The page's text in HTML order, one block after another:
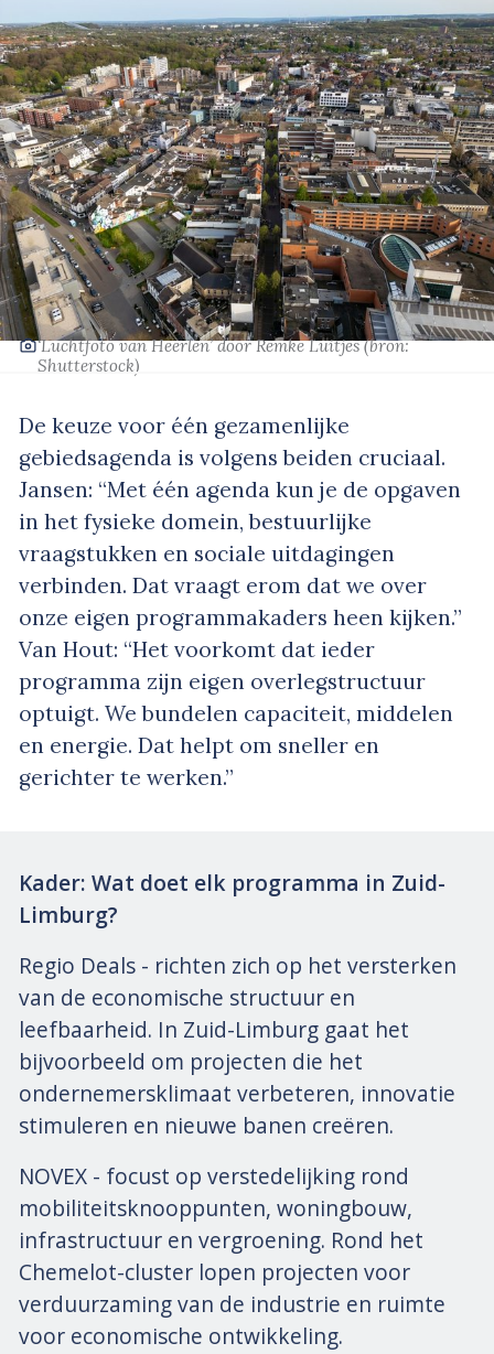
‘Luchtfoto van Heerlen’door Remke Luitjes(bron:
Shutterstock)
De keuze voor één gezamenlijke
gebiedsagenda is volgens beiden cruciaal.
Jansen: “Met één agenda kun je de opgaven
in het fysieke domein, bestuurlijke
vraagstukken en sociale uitdagingen
verbinden. Dat vraagt erom dat we over
onze eigen programmakaders heen kijken.”
Van Hout: “Het voorkomt dat ieder
programma zijn eigen overlegstructuur
optuigt. We bundelen capaciteit, middelen
en energie. Dat helpt om sneller en
gerichter te werken.”
Kader: Wat doet elk programma in Zuid-
Limburg?
Regio Deals - richten zich op het versterken
van de economische structuur en
leefbaarheid. In Zuid-Limburg gaat het
bijvoorbeeld om projecten die het
ondernemersklimaat verbeteren, innovatie
stimuleren en nieuwe banen creëren.
NOVEX - focust op verstedelijking rond
mobiliteitsknooppunten, woningbouw,
infrastructuur en vergroening. Rond het
Chemelot-cluster lopen projecten voor
verduurzaming van de industrie en ruimte
voor economische ontwikkeling.